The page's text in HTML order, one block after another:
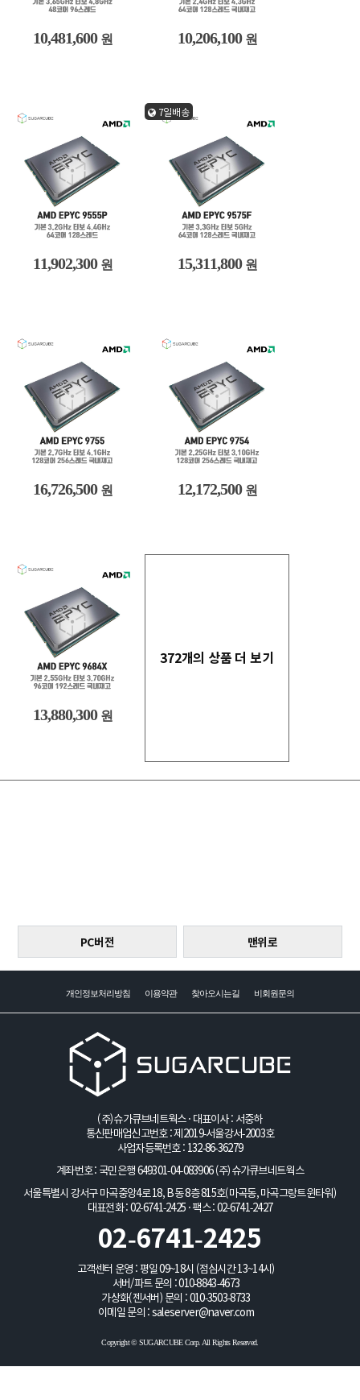
10,481,600 원 10,206,100 원
11,902,300 원
7일배송
15,311,800 원
16,726,500 원 12,172,500 원
13,880,300 원
372개의 상품 더 보기
PC버전 맨위로
개인정보처리방침 이용약관 찾아오시는길 비회원문의
(주)슈가큐브네트웍스 · 대표이사 : 서중하
통신판매업신고번호 : 제2019-서울강서-2003호
사업자등록번호 : 132-86-36279
계좌번호 : 국민은행 649301-04-083906 (주)슈가큐브네트웍스
서울특별시 강서구 마곡중앙4로 18, B동 8층 815호(마곡동, 마곡그랑트윈타워)
대표전화 : 02-6741-2425 · 팩스 : 02-6741-2427
02-6741-2425
고객센터 운영 : 평일 09~18시 (점심시간 13~14시)
서버/파트 문의 :010-8843-4673
가상화(젠서버) 문의 : 010-3503-8733
이메일 문의 : saleserver@naver.com
Copyright © SUGARCUBE Corp. All Rights Reserved.